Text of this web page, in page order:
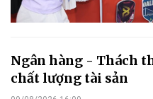
Ngân hàng - Thách
chất lượng tài sản